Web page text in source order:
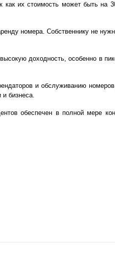
как их стоимость может быть на
номера. Собственнику не
доходность, особенно в
и обслуживанию
и бизнеса.
обеспечен в полной мере